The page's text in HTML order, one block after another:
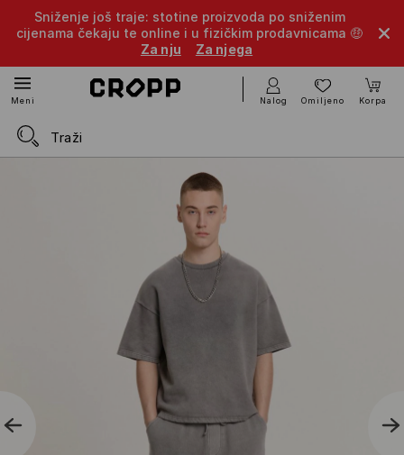
Sniženje još traje: stotine proizvoda po sniženim
cijenama čekaju te online i u fizičkim prodavnicama 🤑
Za nju
Za njega
Meni Nalog Omiljeno Korpa